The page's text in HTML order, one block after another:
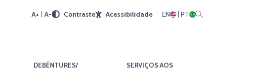
A+ A- Contraste Acessibilidade EN PT
DEBÊNTURES/
SERVIÇOS AOS